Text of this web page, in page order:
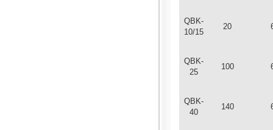
QBK-
10/15
20
QBK-
25
100
QBK-
40
140